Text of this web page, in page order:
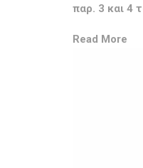
παρ. 3 και 4
Read More